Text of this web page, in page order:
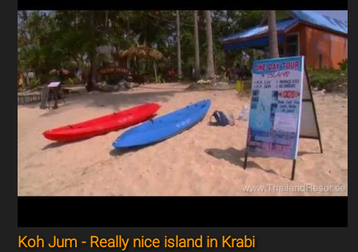
Koh Jum - Really nice island in Krabi